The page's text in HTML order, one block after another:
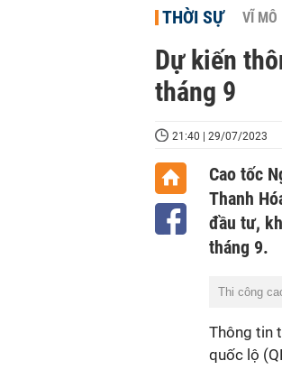
THỜI SỰ VĨ MÔ
Dự kiến
tháng 9
21:40 | 29/07/2023
Cao tốc
Thanh
đầu tư,
tháng 9.
Thi công
Thông tin
quốc lộ